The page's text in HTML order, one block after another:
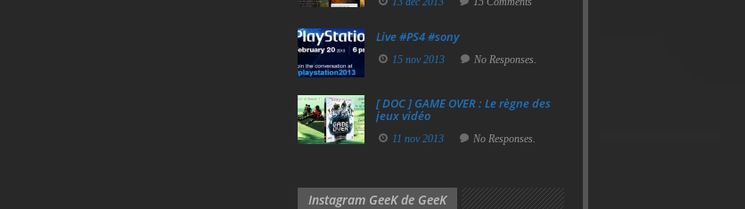
Live #PS4 #sony
15 nov 2013 No Responses.
[ DOC ] GAME OVER : Le règne des
jeux vidéo
11 nov 2013 No Responses.
Instagram GeeK de GeeK